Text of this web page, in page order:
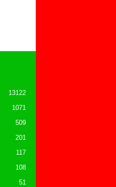
13122
1071
509
201
117
108
51